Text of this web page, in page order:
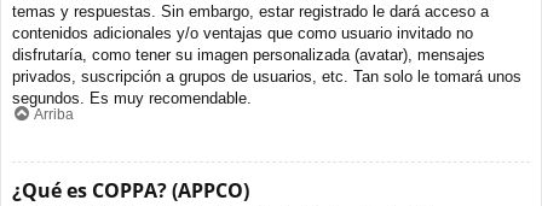
temas y respuestas. Sin embargo, estar registrado le dará acceso a
contenidos adicionales y/o ventajas que como usuario invitado no
disfrutaría, como tener su imagen personalizada (avatar), mensajes
privados, suscripción a grupos de usuarios, etc. Tan solo le tomará unos
segundos. Es muy recomendable.
Arriba
¿Qué es COPPA? (APPCO)